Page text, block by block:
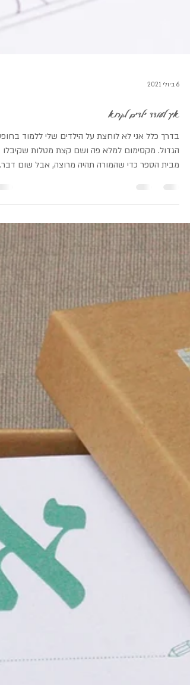
6 ביולי 2021
איך לעודד ילדים לקרוא
הגדול. מקסימום למלא פה ושם קצת מטלות שקיבלו
מבית הספר כדי שהמורה תהיה מרוצה, אבל שום